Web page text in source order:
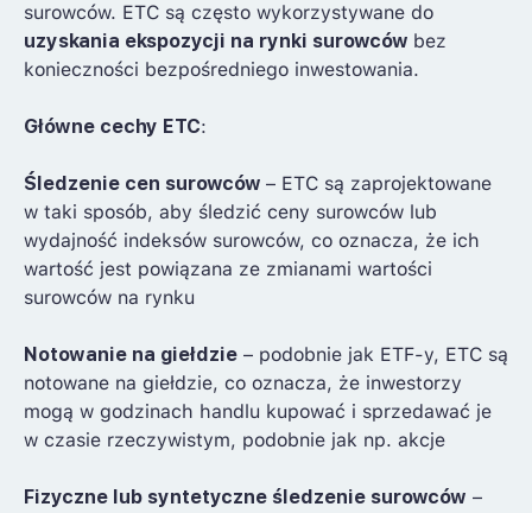
surowców. ETC są często wykorzystywane do
uzyskania ekspozycji na rynki surowców bez
konieczności bezpośredniego inwestowania.
Główne cechy ETC:
Śledzenie cen surowców – ETC są zaprojektowane
w taki sposób, aby śledzić ceny surowców lub
wydajność indeksów surowców, co oznacza, że ich
wartość jest powiązana ze zmianami wartości
surowców na rynku
Notowanie na giełdzie – podobnie jak ETF-y, ETC są
notowane na giełdzie, co oznacza, że inwestorzy
mogą w godzinach handlu kupować i sprzedawać je
w czasie rzeczywistym, podobnie jak np. akcje
Fizyczne lub syntetyczne śledzenie surowców –